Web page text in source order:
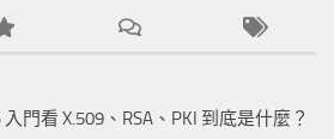
入門看 X.509、RSA、PKI 到底是什麼？